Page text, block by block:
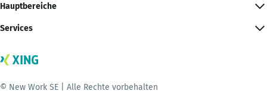
Hauptbereiche
Services
© New Work SE | Alle Rechte vorbehalten